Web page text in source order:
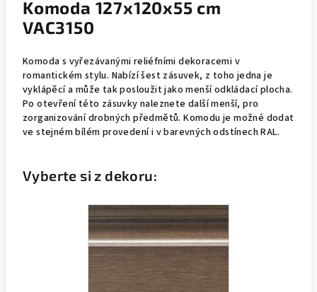
Komoda 127x120x55 cm
VAC3150
Komoda s vyřezávanými reliéfními dekoracemi v
romantickém stylu. Nabízí šest zásuvek, z toho jedna je
vyklápěcí a může tak posloužit jako menší odkládací plocha.
Po otevření této zásuvky naleznete další menší, pro
zorganizování drobných předmětů. Komodu je možné dodat
ve stejném bílém provedení i v barevných odstínech RAL.
Vyberte si z dekoru: